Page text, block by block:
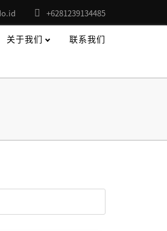
+6281239134485
关于我们 联系我们